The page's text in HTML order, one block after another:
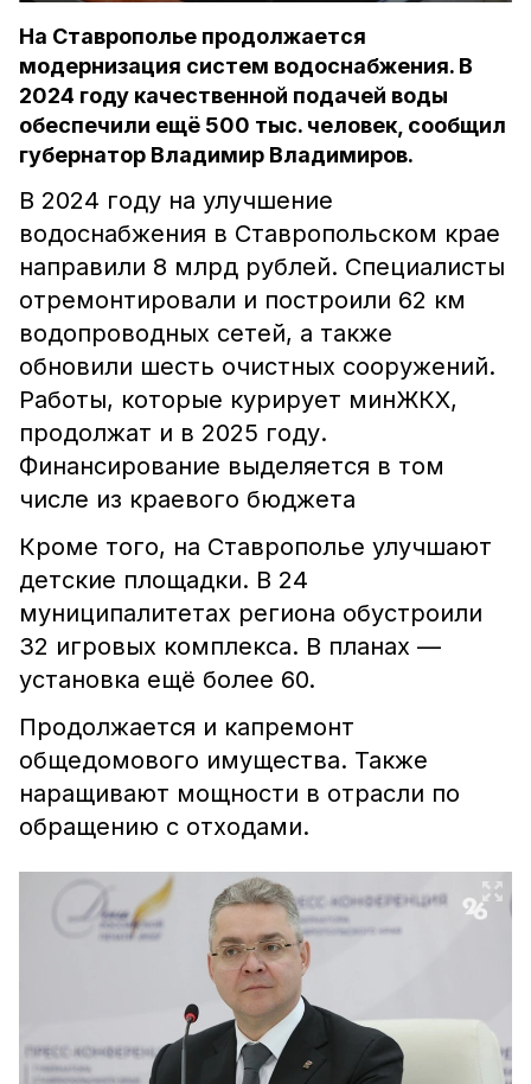
На Ставрополье продолжается
модернизация систем водоснабжения. В
2024 году качественной подачей воды
обеспечили ещё 500 тыс. человек, сообщил
губернатор Владимир Владимиров.
В 2024 году на улучшение
водоснабжения в Ставропольском крае
направили 8 млрд рублей. Специалисты
отремонтировали и построили 62 км
водопроводных сетей, а также
обновили шесть очистных сооружений.
Работы, которые курирует минЖКХ,
продолжат и в 2025 году.
Финансирование выделяется в том
числе из краевого бюджета
Кроме того, на Ставрополье улучшают
детские площадки. В 24
муниципалитетах региона обустроили
32 игровых комплекса. В планах —
установка ещё более 60.
Продолжается и капремонт
общедомового имущества. Также
наращивают мощности в отрасли по
обращению с отходами.